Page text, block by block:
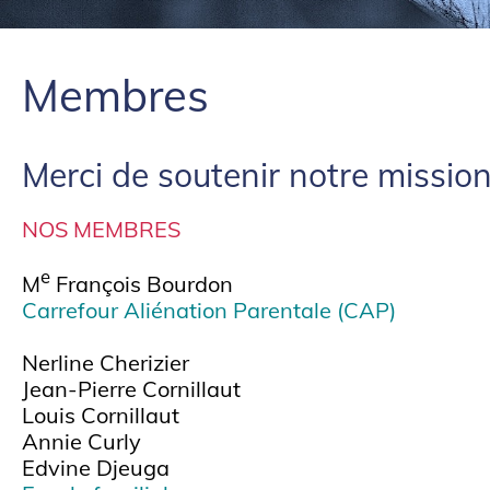
Membres
Merci de soutenir notre
NOS MEMBRES
Me François Bourdon
Carrefour Aliénation Parentale (CAP)
Nerline Cherizier
Jean-Pierre Cornillaut
Louis Cornillaut
Annie Curly
Edvine Djeuga